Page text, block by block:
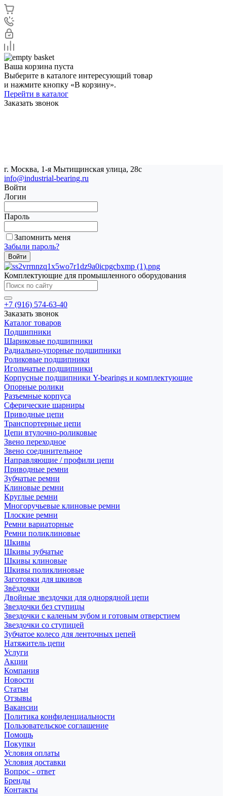
Ваша корзина пуста
Выберите в каталоге интересующий товар
и нажмите кнопку «В корзину».
Перейти в каталог
Заказать звонок
г. Москва, 1-я Мытищинская улица, 28с
info@industrial-bearing.ru
Войти
Логин
Пароль
Запомнить меня
Забыли пароль?
Комплектующие для промышленного оборудования
+7 (916) 574-63-40
Заказать звонок
Каталог товаров
Подшипники
Шариковые подшипники
Радиально-упорные подшипники
Роликовые подшипники
Игольчатые подшипники
Корпусные подшипники Y-bearings и комплектующие
Опорные ролики
Разъемные корпуса
Сферические шарниры
Приводные цепи
Транспортерные цепи
Цепи втулочно-роликовые
Звено переходное
Звено соединительное
Направляющие / профили цепи
Приводные ремни
Зубчатые ремни
Клиновые ремни
Круглые ремни
Многоручьевые клиновые ремни
Плоские ремни
Ремни вариаторные
Ремни поликлиновые
Шкивы
Шкивы зубчатые
Шкивы клиновые
Шкивы поликлиновые
Заготовки для шкивов
Звёздочки
Двойные звездочки для однорядной цепи
Звездочки без ступицы
Звездочки с каленым зубом и готовым отверстием
Звездочки со ступицей
Зубчатое колесо для ленточных цепей
Натяжитель цепи
Услуги
Акции
Компания
Новости
Статьи
Отзывы
Вакансии
Политика конфиденциальности
Пользовательское соглашение
Помощь
Покупки
Условия оплаты
Условия доставки
Вопрос - ответ
Бренды
Контакты